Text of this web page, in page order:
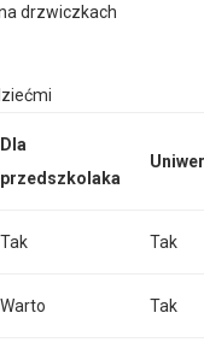
drzwiczkach
Dla
przedszkolaka
Tak Tak
Warto Tak